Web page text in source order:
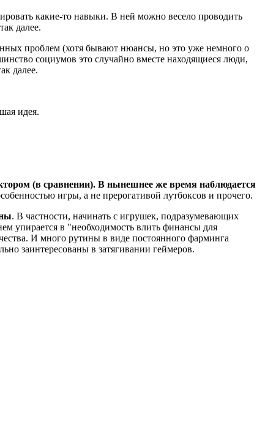
какие-то навыки. В ней можно весело проводить
далее.
проблем (хотя бывают нюансы, но это уже немного о
социумов это случайно вместе находящиеся люди,
далее.
идея.
(в сравнении). В нынешнее же время наблюдается
игры, а не прерогативой лутбоксов и прочего.
. В частности, начинать с игрушек, подразумевающих
упирается в "необходимость влить финансы для
И много рутины в виде постоянного фарминга
заинтересованы в затягивании геймеров.